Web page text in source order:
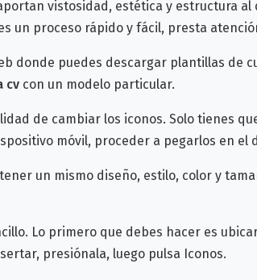
vistosidad, estética y estructura
un proceso rápido y fácil, presta
donde puedes descargar plantillas de
cv con un modelo particular.
de cambiar los iconos. Solo tienes
móvil, proceder a pegarlos en el
un mismo diseño, estilo, color y
Lo primero que debes hacer es
presiónala, luego pulsa Iconos.